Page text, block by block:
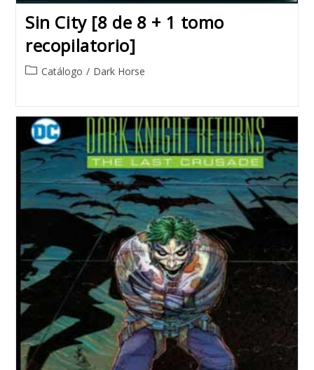
Sin City [8 de 8 + 1 tomo
recopilatorio]
PostCatálogo / Dark Horse